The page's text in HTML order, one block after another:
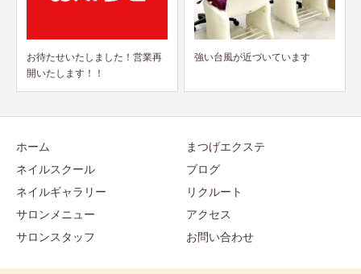
強い台風が近づいています
最先端長さだし＋ジェルワンカ
ホーム
ネイルスクール
ネイルギャラリー
サロンメニュー
サロンスタッフ
まつげエクステ
ブログ
リクルート
アクセス
お問い合わせ